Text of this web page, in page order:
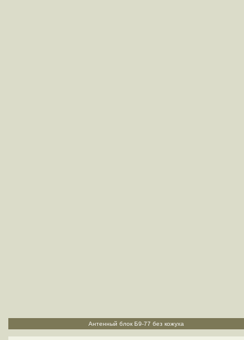
Антенный блок Б9-77 без кожуха